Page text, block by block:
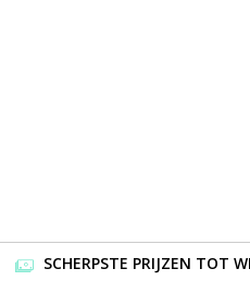
SCHERPSTE PRIJZEN TOT